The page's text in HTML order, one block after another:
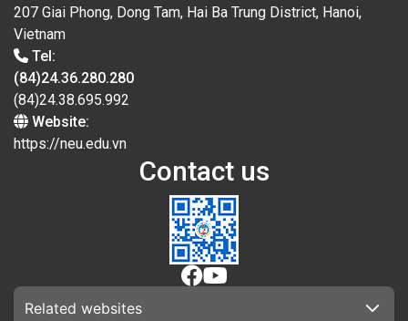
207 Giai Phong, Dong Tam, Hai Ba Trung District, Hanoi,
Vietnam
Tel:
(84)24.36.280.280
(84)24.38.695.992
Website:
https://neu.edu.vn
Contact us
Related websites